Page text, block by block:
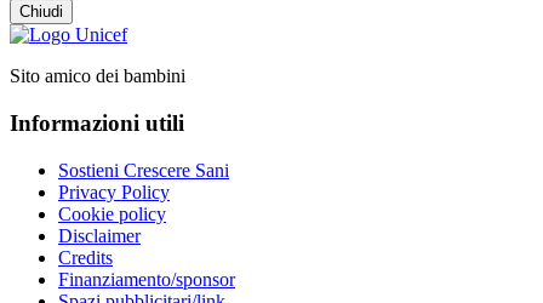
Chiudi
Sito amico dei bambini
Informazioni utili
Sostieni Crescere Sani
Privacy Policy
Cookie policy
Disclaimer
Credits
Finanziamento/sponsor